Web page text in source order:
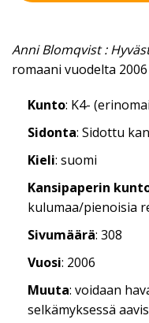
Anni Blomqvist :
romaani vuodelta 2006
Kunto: K4-
Sidonta: Sidottu
Kieli: suomi
Kansipaperin
kulumaa/pienoisia
Sivumäärä: 308
Vuosi: 2006
Muuta: voidaan
selkämyksessä